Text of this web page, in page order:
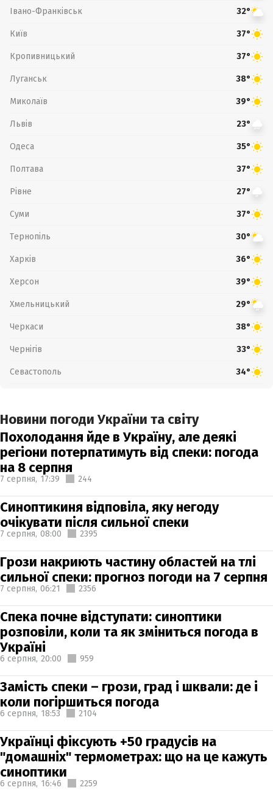
Івано-Франківськ 32°
Київ 37°
Кропивницький 37°
Луганськ 38°
Миколаїв 39°
Львів 23°
Одеса 35°
Полтава 37°
Рівне 27°
Суми 37°
Тернопіль 30°
Харків 36°
Херсон 39°
Хмельницький 29°
Черкаси 38°
Чернігів 33°
Севастополь 34°
Новини погоди України та світу
Похолодання йде в Україну, але деякі
регіони потерпатимуть від спеки: погода
на 8 серпня
7 серпня, 17:39 244
Синоптикиня відповіла, яку негоду
очікувати після сильної спеки
7 серпня, 08:00 2395
Грози накриють частину областей на тлі
сильної спеки: прогноз погоди на 7 серпня
7 серпня, 06:21 2356
Спека почне відступати: синоптики
розповіли, коли та як зміниться погода в
Україні
6 серпня, 20:00 959
Замість спеки – грози, град і шквали: де і
коли погіршиться погода
6 серпня, 18:53 2104
Українці фіксують +50 градусів на
"домашніх" термометрах: що на це кажуть
синоптики
6 серпня, 16:46 2259